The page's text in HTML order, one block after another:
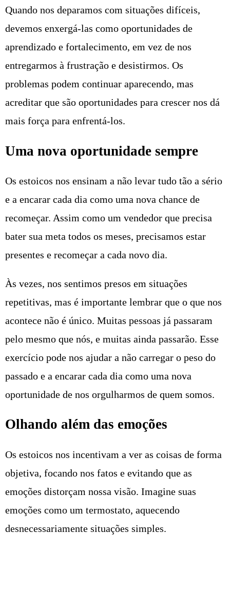
Quando nos deparamos com situações difíceis,
devemos enxergá-las como oportunidades de
aprendizado e fortalecimento, em vez de nos
entregarmos à frustração e desistirmos. Os
problemas podem continuar aparecendo, mas
acreditar que são oportunidades para crescer nos dá
mais força para enfrentá-los.
Uma nova oportunidade sempre
Os estoicos nos ensinam a não levar tudo tão a sério
e a encarar cada dia como uma nova chance de
recomeçar. Assim como um vendedor que precisa
bater sua meta todos os meses, precisamos estar
presentes e recomeçar a cada novo dia.
Às vezes, nos sentimos presos em situações
repetitivas, mas é importante lembrar que o que nos
acontece não é único. Muitas pessoas já passaram
pelo mesmo que nós, e muitas ainda passarão. Esse
exercício pode nos ajudar a não carregar o peso do
passado e a encarar cada dia como uma nova
oportunidade de nos orgulharmos de quem somos.
Olhando além das emoções
Os estoicos nos incentivam a ver as coisas de forma
objetiva, focando nos fatos e evitando que as
emoções distorçam nossa visão. Imagine suas
emoções como um termostato, aquecendo
desnecessariamente situações simples.